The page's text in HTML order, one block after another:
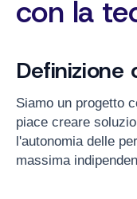
con la
Definizione
Siamo un progetto
piace creare
l'autonomia delle
massima